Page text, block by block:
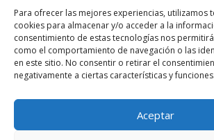
Para ofrecer las mejores experiencias, utilizamos
cookies para almacenar y/o acceder a la
consentimiento de estas tecnologías nos
como el comportamiento de navegación o las
en este sitio. No consentir o retirar el
negativamente a ciertas características y funciones.
Aceptar
Aviso legal Política de privacidad
Política